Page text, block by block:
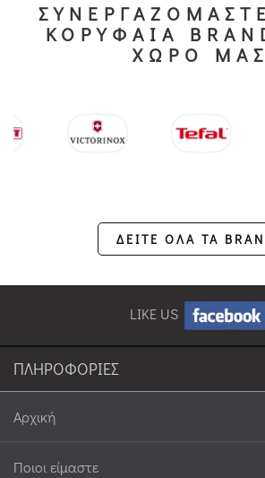
ΚΟΡΥΦΑΙΑ
ΧΩΡΟ ΜΑΣ
ΔΕΙΤΕ ΟΛΑ ΤΑ
LIKE US
ΠΛΗΡΟΦΟΡΙΕΣ
Αρχική
Ποιοι είμαστε